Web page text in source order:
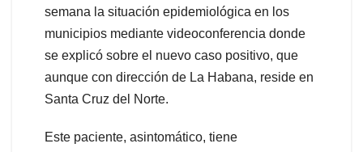
semana la situación epidemiológica en los
municipios mediante videoconferencia donde
se explicó sobre el nuevo caso positivo, que
aunque con dirección de La Habana, reside en
Santa Cruz del Norte.
Este paciente, asintomático, tiene